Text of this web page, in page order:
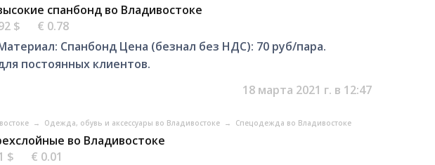
спанбонд во Владивостоке
$
€ 0.78
Спанбонд Цена (безнал без НДС): 70 руб/пара.
постоянных клиентов.
18 марта 2021 г. в 12:47
→ Одежда, обувь и аксессуары во Владивостоке → Спецодежда во Владивостоке
во Владивостоке
$
€ 0.01